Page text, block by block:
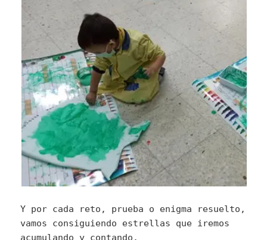
Y por cada reto, prueba o enigma resuelto,
vamos consiguiendo estrellas que iremos
acumulando y contando.